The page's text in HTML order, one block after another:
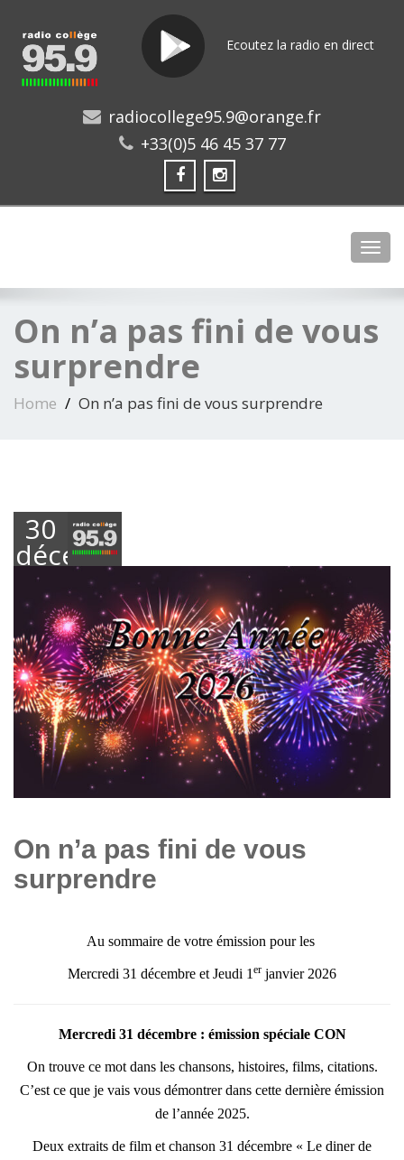
Ecoutez la radio en direct
radiocollege95.9@orange.fr
+33(0)5 46 45 37 77
On n’a pas fini de vous
surprendre
Home On n’a pas fini de vous surprendre
30
décembre
2025
On n’a pas fini de vous
surprendre
Au sommaire de votre émission pour les
Mercredi 31 décembre et Jeudi 1 er janvier 2026
Mercredi 31 décembre : émission spéciale CON
On trouve ce mot dans les chansons, histoires, films, citations.
C’est ce que je vais vous démontrer dans cette dernière émission
de l’année 2025.
Deux extraits de film et chanson 31 décembre « Le diner de